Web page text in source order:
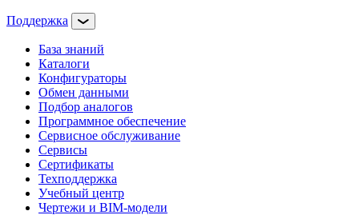
Поддержка
База знаний
Каталоги
Конфигураторы
Обмен данными
Подбор аналогов
Программное обеспечение
Сервисное обслуживание
Сервисы
Сертификаты
Техподдержка
Учебный центр
Чертежи и BIM-модели